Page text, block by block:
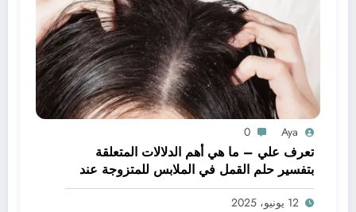
Aya
0
تعرف علي – ما هي أهم الدلالات المتعلقة
بتفسير حلم القمل في الملابس للمتزوجة عند
ابن سيرين؟ – بالتفصيل
12 يونيو، 2025